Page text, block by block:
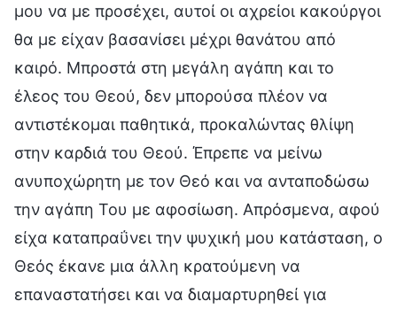
μου να με προσέχει, αυτοί οι αχρείοι κακούργοι
θα με είχαν βασανίσει μέχρι θανάτου από
καιρό. Μπροστά στη μεγάλη αγάπη και το
έλεος του Θεού, δεν μπορούσα πλέον να
αντιστέκομαι παθητικά, προκαλώντας θλίψη
στην καρδιά του Θεού. Έπρεπε να μείνω
ανυποχώρητη με τον Θεό και να ανταποδώσω
την αγάπη Του με αφοσίωση. Απρόσμενα, αφού
είχα καταπραΰνει την ψυχική μου κατάσταση, ο
Θεός έκανε μια άλλη κρατούμενη να
επαναστατήσει και να διαμαρτυρηθεί για